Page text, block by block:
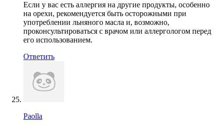
Если у вас есть аллергия на другие продукты, особенно
на орехи, рекомендуется быть осторожными при
употреблении льняного масла и, возможно,
проконсультироваться с врачом или аллергологом перед
его использованием.
Ответить
Paolla